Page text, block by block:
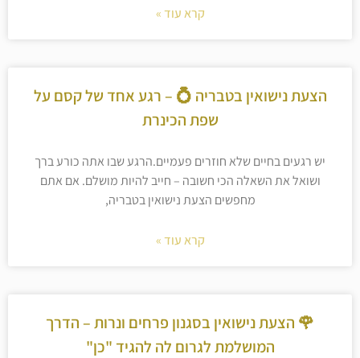
קרא עוד »
הצעת נישואין בטבריה 💍 – רגע אחד של קסם על
שפת הכינרת
יש רגעים בחיים שלא חוזרים פעמיים.הרגע שבו אתה כורע ברך
ושואל את השאלה הכי חשובה – חייב להיות מושלם. אם אתם
מחפשים הצעת נישואין בטבריה,
קרא עוד »
🌹 הצעת נישואין בסגנון פרחים ונרות – הדרך
המושלמת לגרום לה להגיד "כן"